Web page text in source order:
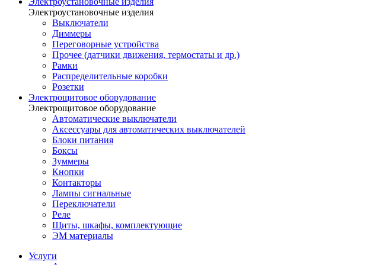
Электроустановочные изделия
Выключатели
Диммеры
Переговорные устройства
Прочее (датчики движения, термостаты и др.)
Рамки
Распределительные коробки
Розетки
Электрощитовое оборудование
Электрощитовое оборудование
Автоматические выключатели
Аксессуары для автоматических выключателей
Блоки питания
Боксы
Зуммеры
Кнопки
Контакторы
Лампы сигнальные
Переключатели
Реле
Щиты, шкафы, комплектующие
ЭМ материалы
Услуги